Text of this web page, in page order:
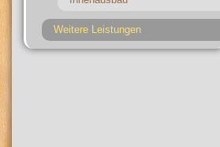
Weitere Leistungen